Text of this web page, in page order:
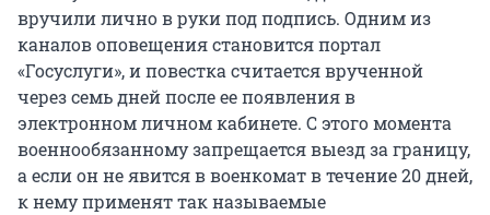
вручили лично в руки под подпись. Одним из
каналов оповещения становится портал
«Госуслуги», и повестка считается врученной
через семь дней после ее появления в
электронном личном кабинете. С этого момента
военнообязанному запрещается выезд за границу,
а если он не явится в военкомат в течение 20 дней,
к нему применят так называемые